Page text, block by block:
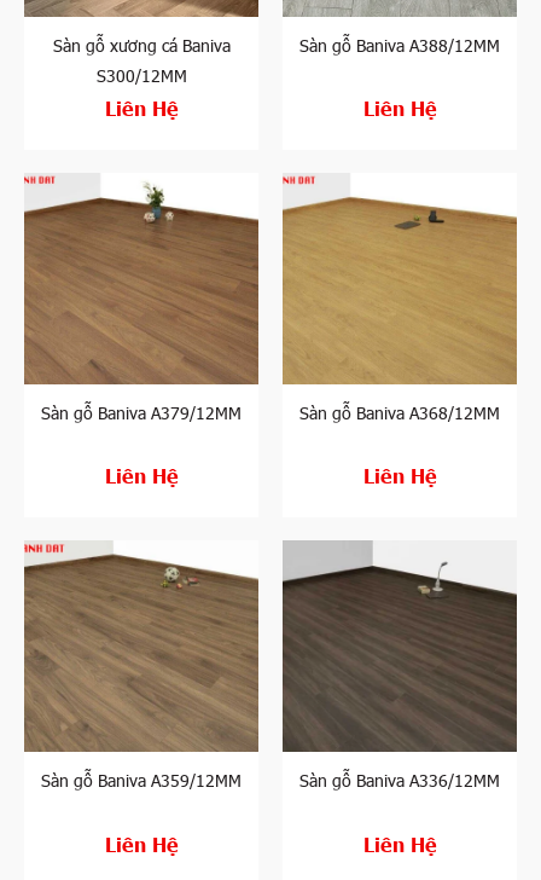
Sàn gỗ xương cá Baniva
S300/12MM
Liên Hệ
Sàn gỗ Baniva A388/12MM
Liên Hệ
Sàn gỗ Baniva A379/12MM
Liên Hệ
Sàn gỗ Baniva A368/12MM
Liên Hệ
Sàn gỗ Baniva A359/12MM
Liên Hệ
Sàn gỗ Baniva A336/12MM
Liên Hệ